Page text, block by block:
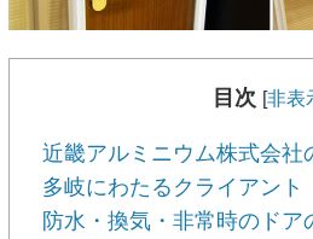
目次 [非表
近畿アルミニウム株式会社
多岐にわたるクライアント
防水・換気・非常時のドア